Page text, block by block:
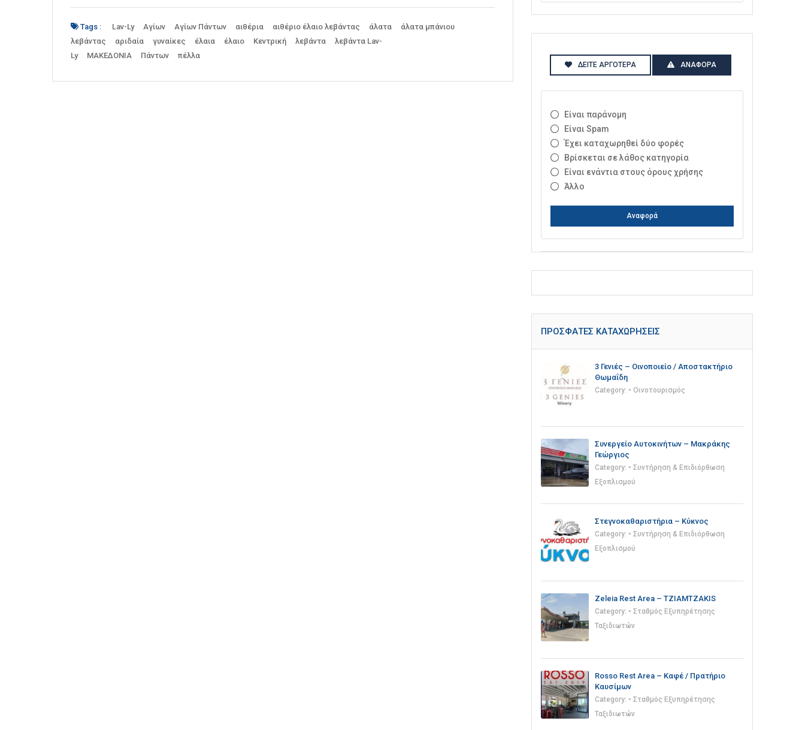
Tags : Lav-Ly Αγίων Αγίων Πάντων αιθέρια αιθέριο έλαιο λεβάντας άλατα
άλατα μπάνιου
λεβάντας
αριδαία γυναίκες έλαια έλαιο Κεντρική λεβάντα
λεβάντα Lav-
Ly
ΜΑΚΕΔΟΝΙΑ Πάντων πέλλα
ΔΕΊΤΕ ΑΡΓΌΤΕΡΑ ΑΝΑΦΟΡΆ
Είναι παράνομη
Είναι Spam
Έχει καταχωρηθεί δύο φορές
Βρίσκεται σε λάθος κατηγορία
Είναι ενάντια στους όρους χρήσης
Άλλο
Αναφορά
ΠΡΌΣΦΑΤΕΣ ΚΑΤΑΧΩΡΉΣΕΙΣ
3 Γενιές – Οινοποιείο / Αποστακτήριο
Θωμαΐδη
Category: • Οινοτουρισμός
Συνεργείο Αυτοκινήτων – Μακράκης
Γεώργιος
Category: • Συντήρηση & Επιδιόρθωση
Εξοπλισμού
Στεγνοκαθαριστήρια – Κύκνος
Category: • Συντήρηση & Επιδιόρθωση
Εξοπλισμού
Zeleia Rest Area – TZIAMTZAKIS
Category: • Σταθμός Εξυπηρέτησης
Ταξιδιωτών
Rosso Rest Area – Καφέ / Πρατήριο
Καυσίμων
Category: • Σταθμός Εξυπηρέτησης
Ταξιδιωτών